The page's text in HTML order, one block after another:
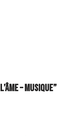
– Musique”